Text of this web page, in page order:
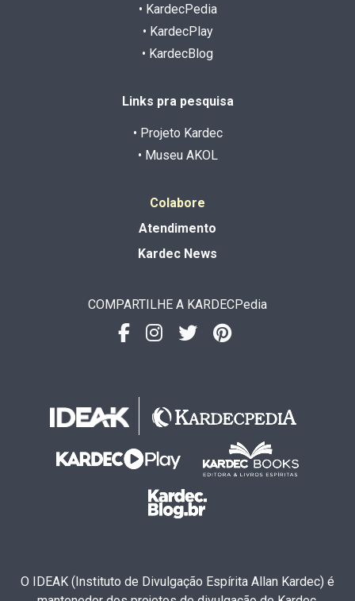
• KardecPedia
• KardecPlay
• KardecBlog
Links pra pesquisa
• Projeto Kardec
• Museu AKOL
Colabore
Atendimento
Kardec News
COMPARTILHE A KARDECPedia
O IDEAK (Instituto de Divulgação Espírita Allan Kardec) é